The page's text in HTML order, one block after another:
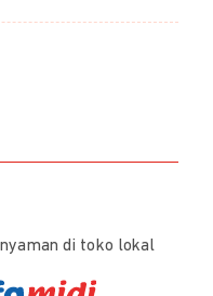
di toko lokal